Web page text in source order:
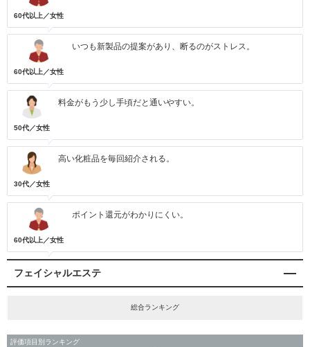
60代以上／女性
60代以上／女性
いつも新製品の提案があり、断るのがストレス。
50代／女性
料金がもう少し手頃だと通いやすい。
30代／女性
高い化粧品を毎回紹介される。
60代以上／女性
ポイント還元がわかりにくい。
フェイシャルエステ
総合ランキング
評価項目別ランキング